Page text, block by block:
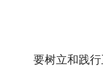
要树立和践行